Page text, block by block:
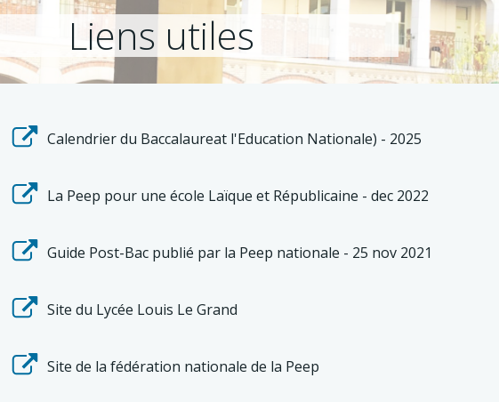
Liens utiles
Calendrier du Baccalaureat l'Education Nationale) - 2025
La Peep pour une école Laïque et Républicaine - dec 2022
Guide Post-Bac publié par la Peep nationale - 25 nov 2021
Site du Lycée Louis Le Grand
Site de la fédération nationale de la Peep